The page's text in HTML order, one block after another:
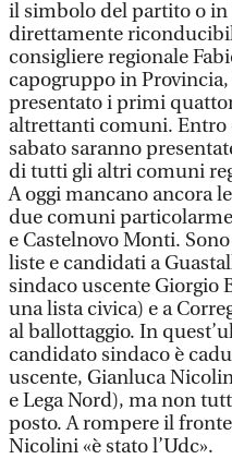
il simbolo del partito o in
direttamente
consigliere regionale
capogruppo in
presentato i primi
altrettanti comuni.
sabato saranno
di tutti gli altri comuni
A oggi mancano ancora
due comuni
e Castelnovo Monti.
liste e candidati a
sindaco uscente Giorgio
una lista civica) e a
al ballottaggio. In
candidato sindaco è
uscente, Gianluca
e Lega Nord), ma non
posto. A rompere il
Nicolini «è stato l’Udc».